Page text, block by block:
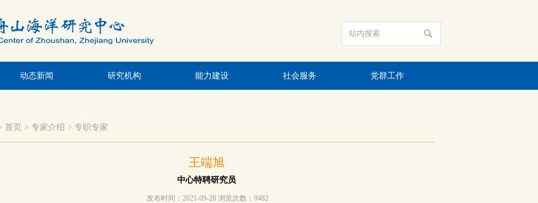
动态新闻 研究机构 能力建设 社会服务 党群工作
首页 专家介绍 专职专家
王端旭
中心特聘研究员
发布时间：2021-09-28 浏览次数： 9482